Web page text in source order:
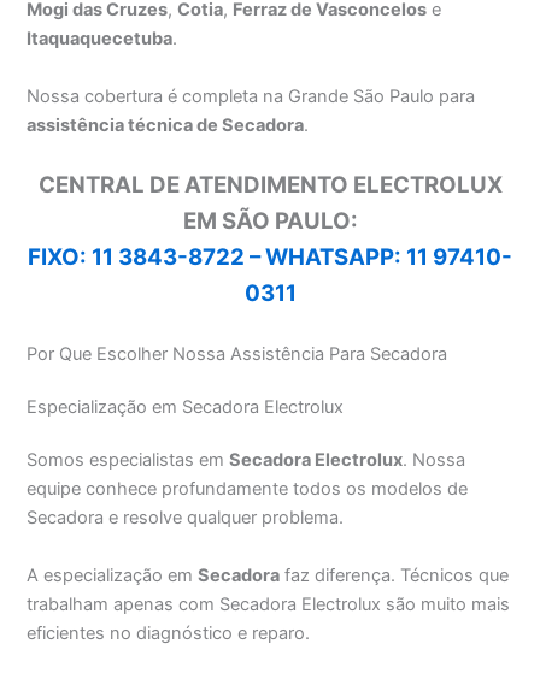
Mogi das Cruzes,Cotia, Ferraz de Vasconcelos e
Itaquaquecetuba.
Nossa cobertura é completa na Grande São Paulo para
assistência técnica de Secadora.
CENTRAL DE ATENDIMENTO ELECTROLUX
EM SÃO PAULO:
FIXO: 11 3843-8722 –WHATSAPP: 11 97410-
0311
Por Que Escolher Nossa Assistência Para Secadora
Especialização em Secadora Electrolux
Somos especialistas emSecadora Electrolux. Nossa
equipe conhece profundamente todos os modelos de
Secadora e resolve qualquer problema.
A especialização emSecadora faz diferença. Técnicos que
trabalham apenas com Secadora Electrolux são muito mais
eficientes no diagnóstico e reparo.